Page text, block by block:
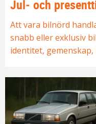
Jul‑ och
​Att vara bilnörd
snabb eller exklusiv
identitet, gemenskap,